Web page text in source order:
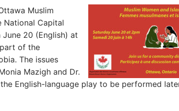
Muslim
National Capital
20 (English) at
of the
The issues
Mazigh and Dr.
English-language play to be performed